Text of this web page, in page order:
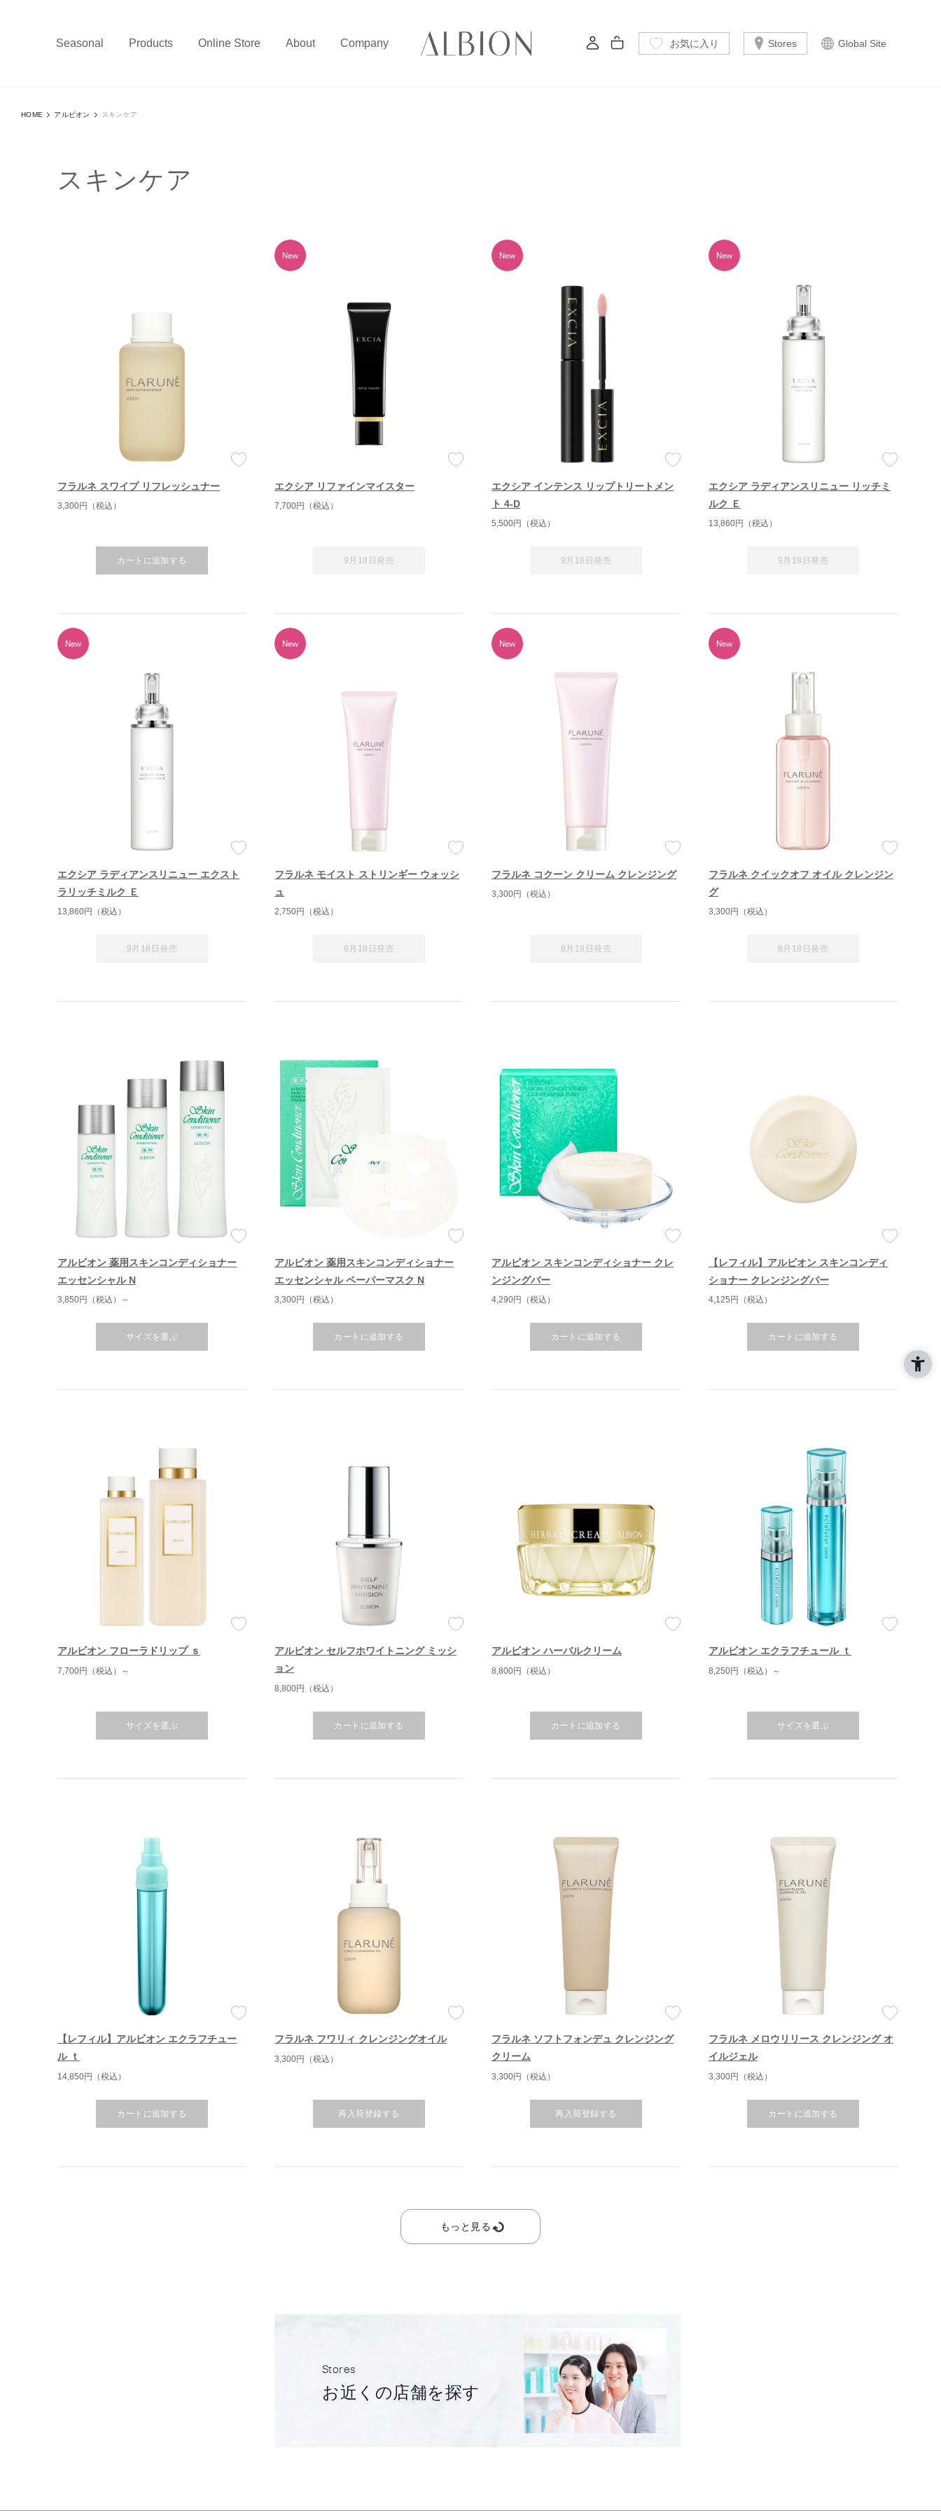
Seasonal Products Online Store About Company お気に入り Stores Global Site
HOME アルビオン スキンケア
スキンケア
フラルネ スワイプ リフレッシュナー
3,300円（税込）
カートに追加する
エクシア リファインマイスター
7,700円（税込）
9月18日発売
エクシア インテンス リップトリートメン
ト 4-D
5,500円（税込）
9月18日発売
エクシア ラディアンスリニュー リッチミ
ルク Ｅ
13,860円（税込）
9月18日発売
エクシア ラディアンスリニュー エクスト
ラリッチミルク Ｅ
13,860円（税込）
9月18日発売
フラルネ モイスト ストリンギー ウォッシ
ュ
2,750円（税込）
8月18日発売
フラルネ コクーン クリーム クレンジング
3,300円（税込）
8月18日発売
フラルネ クイックオフ オイル クレンジン
グ
3,300円（税込）
8月18日発売
アルビオン 薬用スキンコンディショナー
エッセンシャル N
3,850円（税込）～
サイズを選ぶ
アルビオン 薬用スキンコンディショナー
エッセンシャル ペーパーマスク N
3,300円（税込）
カートに追加する
アルビオン スキンコンディショナー クレ
ンジングバー
4,290円（税込）
カートに追加する
【レフィル】アルビオン スキンコンディ
ショナー クレンジングバー
4,125円（税込）
カートに追加する
アルビオン フローラドリップ ｓ
7,700円（税込）～
サイズを選ぶ
アルビオン セルフホワイトニング ミッシ
ョン
8,800円（税込）
カートに追加する
アルビオン ハーバルクリーム
8,800円（税込）
カートに追加する
アルビオン エクラフチュール ｔ
8,250円（税込）～
サイズを選ぶ
【レフィル】アルビオン エクラフチュー
ル ｔ
14,850円（税込）
カートに追加する
フラルネ フワリィ クレンジングオイル
3,300円（税込）
再入荷登録する
フラルネ ソフトフォンデュ クレンジング
クリーム
3,300円（税込）
再入荷登録する
フラルネ メロウリリース クレンジング オ
イルジェル
3,300円（税込）
カートに追加する
もっと見る
Stores
お近くの店舗を探す